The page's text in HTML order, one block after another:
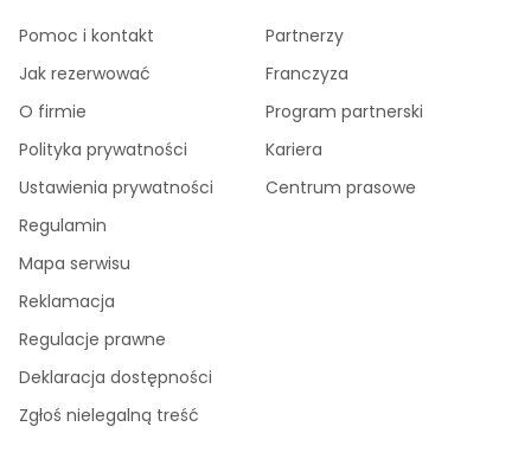
Pomoc i kontakt
Jak rezerwować
O firmie
Polityka prywatności
Ustawienia prywatności
Regulamin
Mapa serwisu
Reklamacja
Regulacje prawne
Deklaracja dostępności
Zgłoś nielegalną treść
Partnerzy
Franczyza
Program partnerski
Kariera
Centrum prasowe